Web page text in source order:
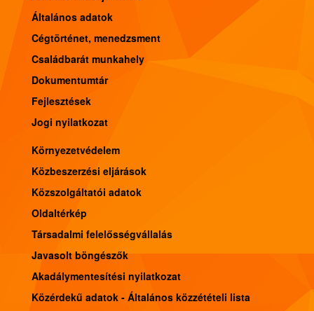
Általános adatok
Cégtörténet, menedzsment
Családbarát munkahely
Dokumentumtár
Fejlesztések
Jogi nyilatkozat
Környezetvédelem
Közbeszerzési eljárások
Közszolgáltatói adatok
Oldaltérkép
Társadalmi felelősségvállalás
Javasolt böngészők
Akadálymentesítési nyilatkozat
Közérdekű adatok - Általános közzétételi lista